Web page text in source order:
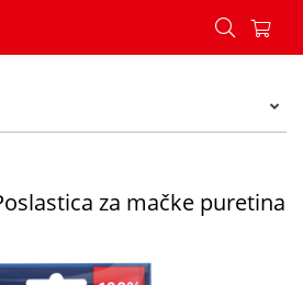
Tubes Poslastica za mačke puretina i
za mačke puretina